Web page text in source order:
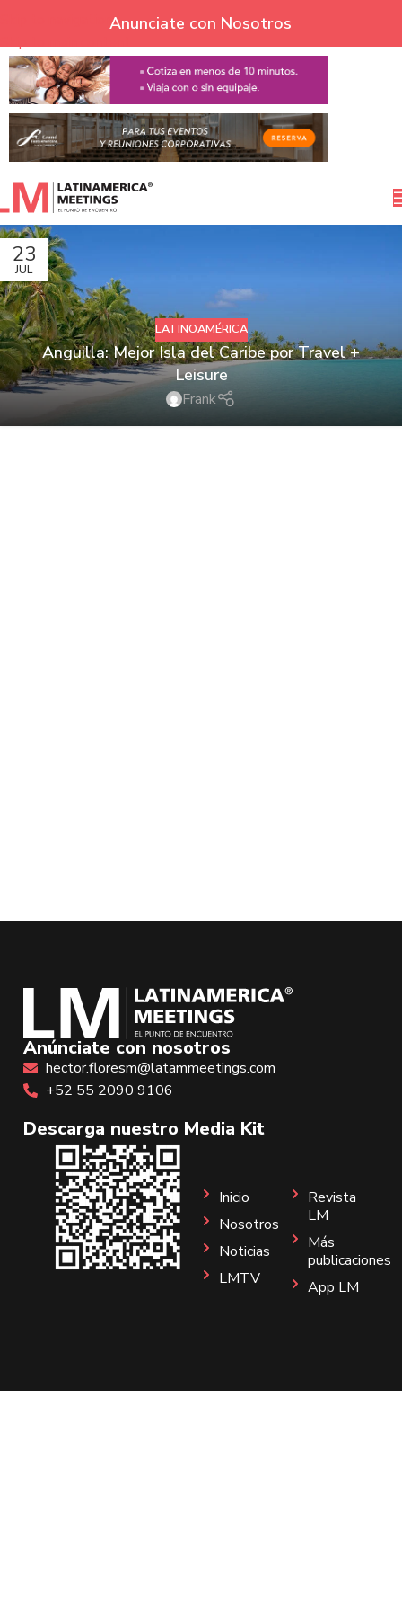
Skip to navigation
Skip to main content
Anunciate con Nosotros
23
JUL
LATINOAMÉRICA
Anguilla: Mejor Isla del Caribe por Travel +
Leisure
Frank
Anúnciate con nosotros
hector.floresm@latammeetings.com
+52 55 2090 9106
Descarga nuestro Media Kit
Inicio
Nosotros
Noticias
LMTV
Revista
LM
Más
publicaciones
App LM